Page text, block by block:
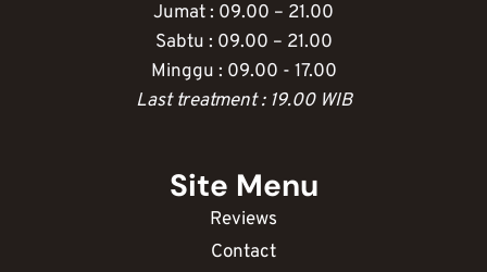
Jumat : 09.00 – 21.00
Sabtu : 09.00 – 21.00
Minggu : 09.00 - 17.00
Last treatment : 19.00 WIB
Site Menu
Reviews
Contact